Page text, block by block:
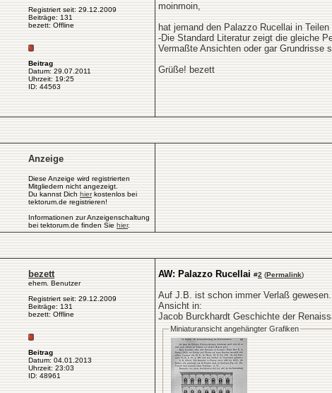
Registriert seit: 29.12.2009
Beiträge: 131
bezett: Offline
Beitrag
Datum: 29.07.2011
Uhrzeit: 19:25
ID: 44563
moinmoin,
hat jemand den Palazzo Rucellai in
-Die Standard Literatur zeigt die gleiche
Vermaßte Ansichten oder gar Grundrisse
Grüße! bezett
Anzeige
Diese Anzeige wird registrierten
Mitgliedern nicht angezeigt.
Du kannst Dich hierkostenlos bei
tektorum.de registrieren!
Informationen zur Anzeigenschaltung
bei tektorum.de finden Sie hier.
bezett
ehem. Benutzer
Registriert seit: 29.12.2009
Beiträge: 131
bezett: Offline
Beitrag
Datum: 04.01.2013
Uhrzeit: 23:03
ID: 48961
AW: Palazzo Rucellai #2 (Permalink)
Auf J.B. ist schon immer Verlaß gewesen.
Ansicht in:
Jacob Burckhardt Geschichte der
Miniaturansicht angehängter Grafiken